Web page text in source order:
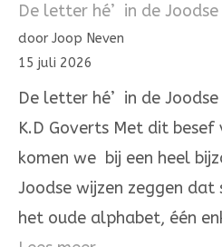
Hij
De letter hé’ in de
door Joop Neven
15 juli 2026
De letter hé’ in de
K.D Goverts Met dit
komen we bij een heel
Joodse wijzen zeggen
het oude alphabet, één